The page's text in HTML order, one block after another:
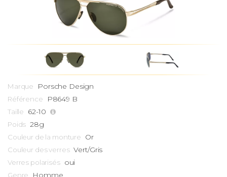
Marque Porsche Design
Référence P8649 B
Taille 62-10
Poids 28g
Couleur de la monture Or
Couleur des verres Vert/Gris
Verres polarisés oui
Genre Homme